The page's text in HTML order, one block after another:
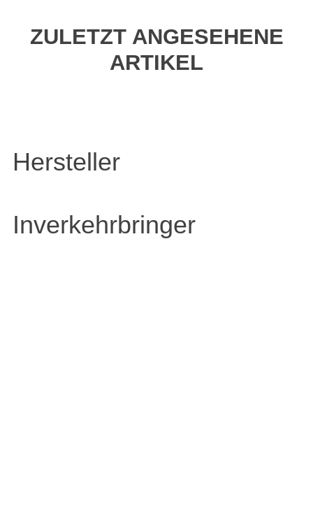
ZULETZT ANGESEHENE
ARTIKEL
Hersteller
Inverkehrbringer